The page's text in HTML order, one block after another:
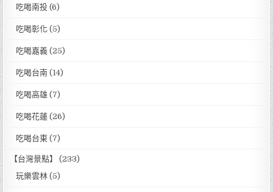
吃喝南投 (6)
吃喝彰化 (5)
吃喝嘉義 (25)
吃喝台南 (14)
吃喝高雄 (7)
吃喝花蓮 (26)
吃喝台東 (7)
【台灣景點】
(233)
玩樂雲林 (5)